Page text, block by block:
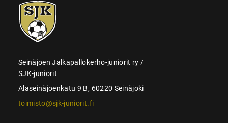
SJK-
juniorit
Seinäjoen Jalkapallokerho-juniorit ry /
SJK-juniorit
Alaseinäjoenkatu 9 B, 60220 Seinäjoki
toimisto@sjk-juniorit.fi